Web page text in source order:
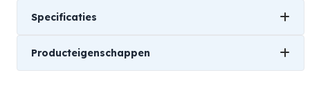
Specificaties
Gewicht
Producteigenschappen